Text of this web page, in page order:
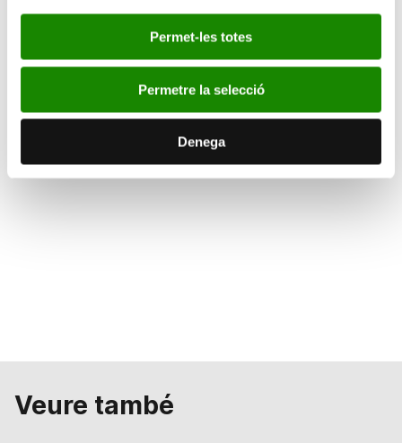
Permet-les totes
Permetre la selecció
Denega
Per favor, accepte les cookies d'estadístiques, màrqueting
per a veure este element.
Veure també